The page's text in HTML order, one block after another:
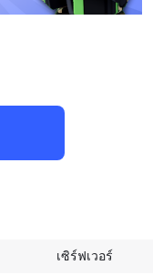
เซิร์ฟเวอร์